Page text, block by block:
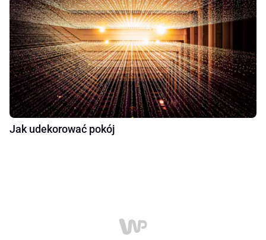
Jak udekorować pokój